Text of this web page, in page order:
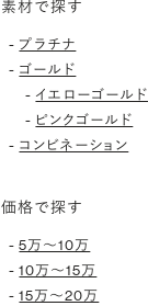
素材で探す
- プラチナ
- ゴールド
- イエローゴールド
- ピンクゴールド
- コンビネーション
価格で探す
-5万〜10万
-10万〜15万
-15万〜20万